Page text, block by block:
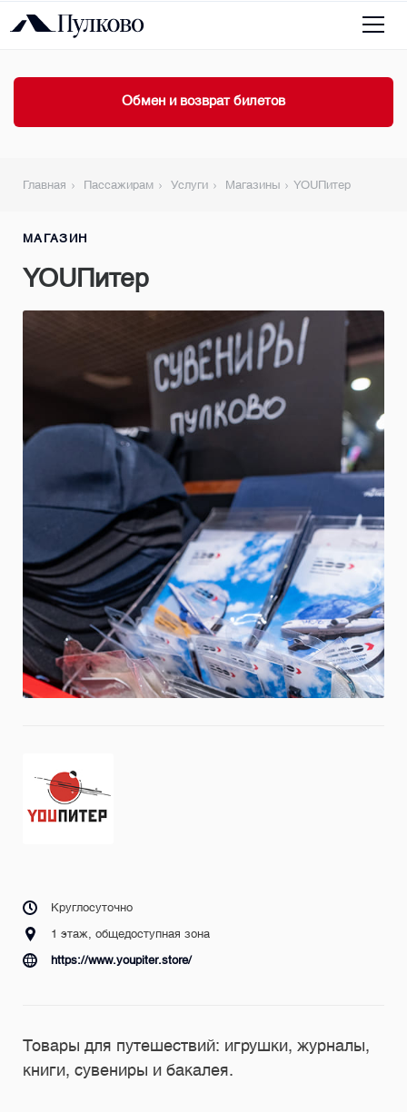
Обмен и возврат билетов
Главная Пассажирам Услуги Магазины YOUПитер
МАГАЗИН
YOUПитер
Круглосуточно
1 этаж, общедоступная зона
https://www.youpiter.store/
Товары для путешествий: игрушки, журналы,
книги, сувениры и бакалея.